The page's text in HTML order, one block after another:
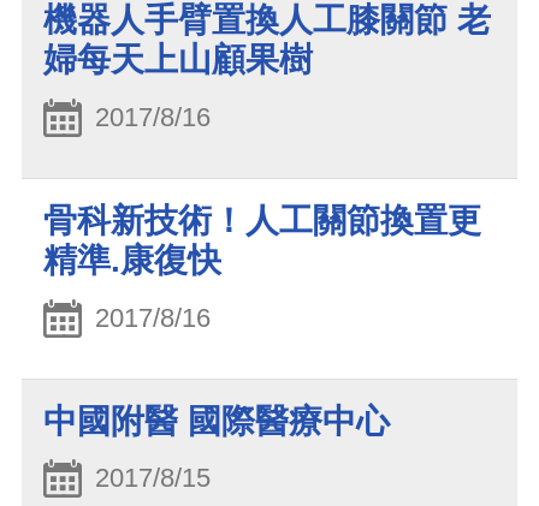
機器人手臂置換人工膝關節 老
婦每天上山顧果樹
2017/8/16
骨科新技術！人工關節換置更
精準.康復快
2017/8/16
中國附醫 國際醫療中心
2017/8/15